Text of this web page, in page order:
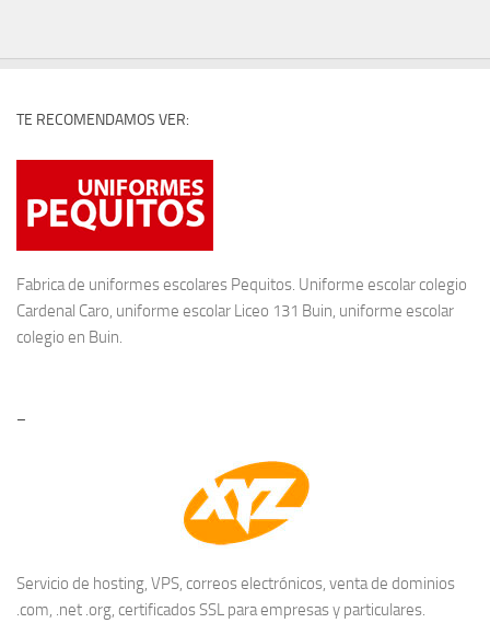
TE RECOMENDAMOS VER:
Fabrica de uniformes escolares Pequitos. Uniforme escolar colegio
Cardenal Caro, uniforme escolar Liceo 131 Buin, uniforme escolar
colegio en Buin.
–
Servicio de hosting, VPS, correos electrónicos, venta de dominios
.com, .net .org, certificados SSL para empresas y particulares.